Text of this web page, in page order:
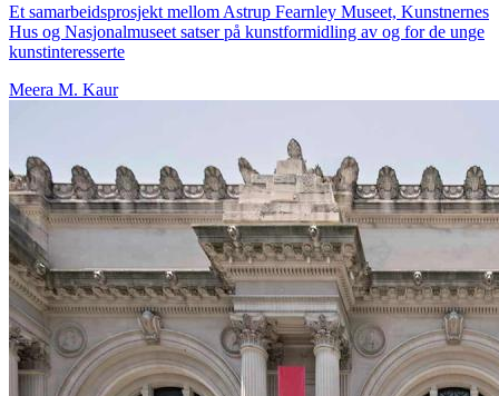
Et samarbeidsprosjekt mellom Astrup Fearnley Museet, Kunstnernes
Hus og Nasjonalmuseet satser på kunstformidling av og for de unge
kunstinteresserte
Meera M. Kaur